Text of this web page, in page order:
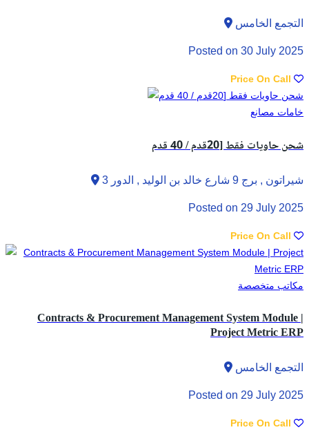
التجمع الخامس
Posted on 30 July 2025
Price On Call
خامات مصانع
شحن حاويات فقط [20قدم / 40 قدم
شيراتون , برج 9 شارع خالد بن الوليد , الدور 3
Posted on 29 July 2025
Price On Call
مكاتب متخصصة
Contracts & Procurement Management System Module |
Project Metric ERP
التجمع الخامس
Posted on 29 July 2025
Price On Call